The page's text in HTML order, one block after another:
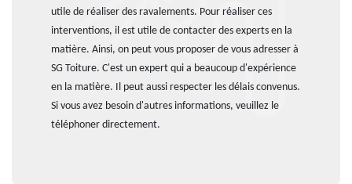
utile de réaliser des ravalements. Pour réaliser ces
interventions, il est utile de contacter des experts en la
matière. Ainsi, on peut vous proposer de vous adresser à
SG Toiture. C'est un expert qui a beaucoup d'expérience
en la matière. Il peut aussi respecter les délais convenus.
Si vous avez besoin d'autres informations, veuillez le
téléphoner directement.